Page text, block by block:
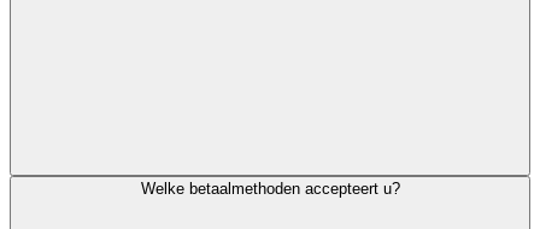
Welke betaalmethoden accepteert u?